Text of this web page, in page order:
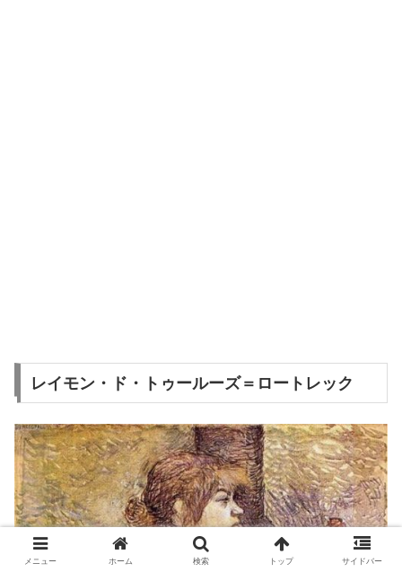
レイモン・ド・トゥールーズ＝ロートレック
メニュー ホーム 検索 トップ サイドバー